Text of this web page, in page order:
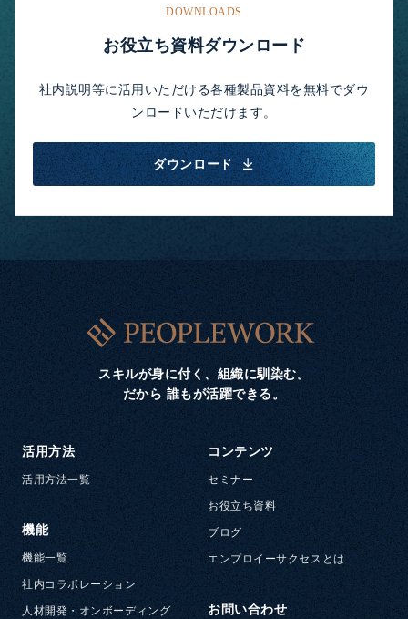
DOWNLOADS
お役立ち資料ダウンロード
社内説明等に活用いただける各種製品資料を無料でダウ
ンロードいただけます。
ダウンロード
スキルが身に付く、組織に馴染む。
だから 誰もが活躍できる。
活用方法
活用方法一覧
機能
機能一覧
社内コラボレーション
人材開発・オンボーディング
コンテンツ
セミナー
お役立ち資料
ブログ
エンプロイーサクセスとは
お問い合わせ